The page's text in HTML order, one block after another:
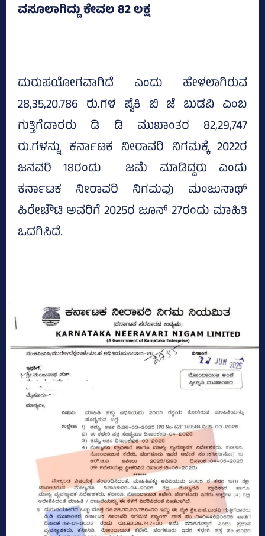
ವಸೂಲಾಗಿದ್ದು ಕೇವಲ 82 ಲಕ್ಷ
ದುರುಪಯೋಗವಾಗಿದೆ ಎಂದು ಹೇಳಲಾಗಿರುವ
28,35,20.786 ರು.ಗಳ ಪೈಕಿ ಬಿ ಜೆ ಬುಡವಿ ಎಂಬ
ಗುತ್ತಿಗೆದಾರರು ಡಿ ಡಿ ಮುಖಾಂತರ 82,29,747
ರು.ಗಳನ್ನು ಕರ್ನಾಟಕ ನೀರಾವರಿ ನಿಗಮಕ್ಕೆ 2022ರ
ಜನವರಿ 18ರಂದು ಜಮೆ ಮಾಡಿದ್ದರು ಎಂದು
ಕರ್ನಾಟಕ ನೀರಾವರಿ ನಿಗಮವು ಮಂಜುನಾಥ್
ಹಿರೇಚೌಟಿ ಅವರಿಗೆ 2025ರ ಜೂನ್‌ 27ರಂದು ಮಾಹಿತಿ
ಒದಗಿಸಿದೆ.